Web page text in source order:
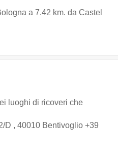
a 7.42 km. da Castel
luoghi di ricoveri che
D , 40010 Bentivoglio +39